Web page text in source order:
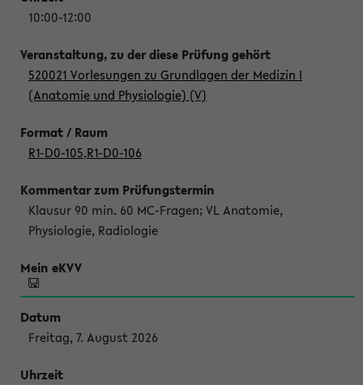
10:00-12:00
520021 Vorlesungen zu Grundlagen der Medizin I
(Anatomie und Physiologie) (V)
R1-D0-105,R1-D0-106
Klausur 90 min. 60 MC-Fragen; VL Anatomie,
Physiologie, Radiologie
Freitag, 7. August 2026